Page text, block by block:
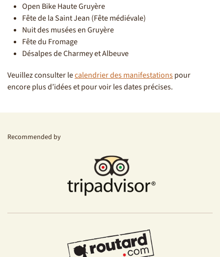
Open Bike Haute Gruyère
Fête de la Saint Jean (Fête médiévale)
Nuit des musées en Gruyère
Fête du Fromage
Désalpes de Charmey et Albeuve
Veuillez consulter lecalendrier des manifestationspour
encore plus d’idées et pour voir les dates précises.
Recommended by